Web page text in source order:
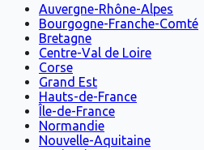
Auvergne-Rhône-Alpes
Bourgogne-Franche-Comté
Bretagne
Centre-Val de Loire
Corse
Grand Est
Hauts-de-France
Île-de-France
Normandie
Nouvelle-Aquitaine